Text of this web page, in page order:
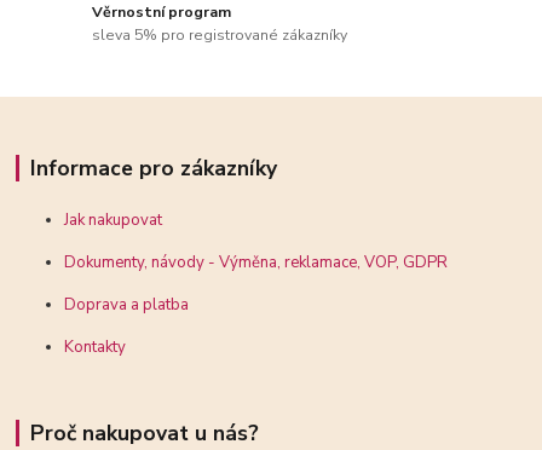
Věrnostní program
sleva 5% pro registrované zákazníky
Informace pro zákazníky
Jak nakupovat
Dokumenty, návody - Výměna, reklamace, VOP, GDPR
Doprava a platba
Kontakty
Proč nakupovat u nás?